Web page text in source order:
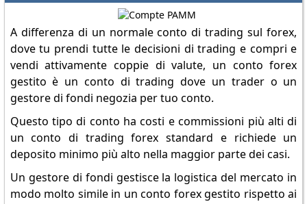
A differenza di un normale conto di trading sul forex,
dove tu prendi tutte le decisioni di trading e compri e
vendi attivamente coppie di valute, un conto forex
gestito è un conto di trading dove un trader o un
gestore di fondi negozia per tuo conto.
Questo tipo di conto ha costi e commissioni più alti di
un conto di trading forex standard e richiede un
deposito minimo più alto nella maggior parte dei casi.
Un gestore di fondi gestisce la logistica del mercato in
modo molto simile in un conto forex gestito rispetto ai